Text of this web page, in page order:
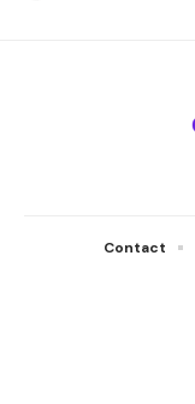
Contact